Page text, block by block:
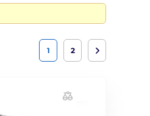
1 2